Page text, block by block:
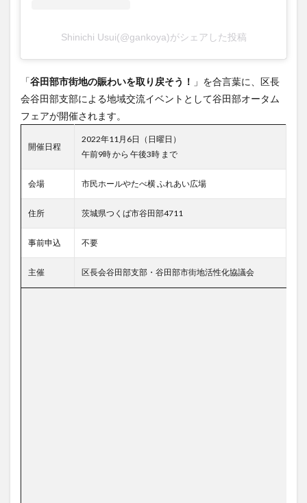
Shinichi Usui(@gankoya)がシェアした投稿
「谷田部市街地の賑わいを取り戻そう！ 」を合言葉に、区長
会谷田部支部による地域交流イベントとして谷田部オータム
フェアが開催されます。
開催日程
2022年11月6日（日曜日）
午前9時 から 午後3時 まで
会場 市民ホールやたべ横 ふれあい広場
住所 茨城県つくば市谷田部4711
事前申込 不要
主催 区長会谷田部支部・谷田部市街地活性化協議会